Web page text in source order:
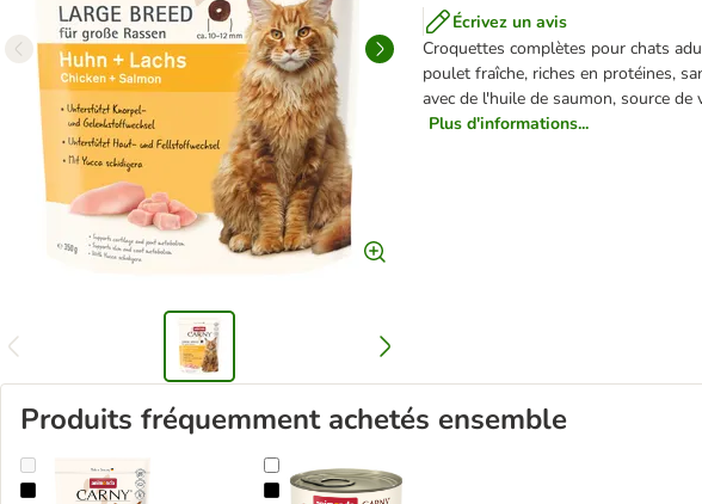
Écrivez un avis
Croquettes complètes pour chats
poulet fraîche, riches en protéines,
avec de l'huile de saumon, source
Plus d'informations...
Produits fréquemment achetés ensemble
animonda Carny Large Breed poulet + saumon pour chat
animonda Carny Adult 6 x 200 g pour chat